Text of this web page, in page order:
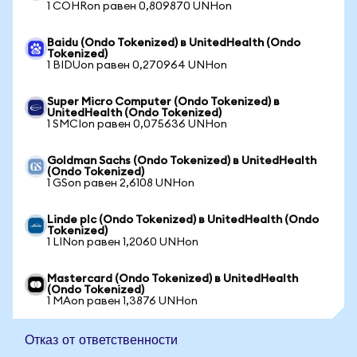
1 COHRon равен 0,809870 UNHon
Baidu (Ondo Tokenized) в UnitedHealth (Ondo
Tokenized)
1 BIDUon равен 0,270964 UNHon
Super Micro Computer (Ondo Tokenized) в
UnitedHealth (Ondo Tokenized)
1 SMCIon равен 0,075636 UNHon
Goldman Sachs (Ondo Tokenized) в UnitedHealth
(Ondo Tokenized)
1 GSon равен 2,6108 UNHon
Linde plc (Ondo Tokenized) в UnitedHealth (Ondo
Tokenized)
1 LINon равен 1,2060 UNHon
Mastercard (Ondo Tokenized) в UnitedHealth
(Ondo Tokenized)
1 MAon равен 1,3876 UNHon
Отказ от ответственности